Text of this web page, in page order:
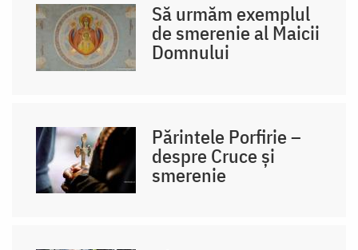
Să urmăm exemplul
de smerenie al Maicii
Domnului
Părintele Porfirie –
despre Cruce și
smerenie